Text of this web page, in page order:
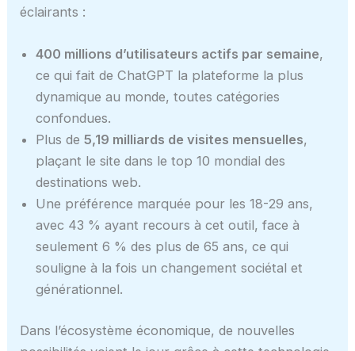
éclairants :
400 millions d’utilisateurs actifs par semaine,
ce qui fait de ChatGPT la plateforme la plus
dynamique au monde, toutes catégories
confondues.
Plus de5,19 milliards de visites mensuelles,
plaçant le site dans le top 10 mondial des
destinations web.
Une préférence marquée pour les 18-29 ans,
avec 43 % ayant recours à cet outil, face à
seulement 6 % des plus de 65 ans, ce qui
souligne à la fois un changement sociétal et
générationnel.
Dans l’écosystème économique, de nouvelles